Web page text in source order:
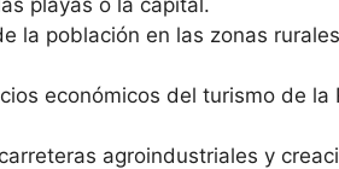
playas o la capital.
la población en las zonas
económicos del turismo de
agroindustriales y